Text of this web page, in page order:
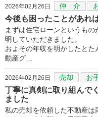
2026年02月26日 仲 介
今後も困ったことがあれ
まずは住宅ローンというも
明していただきました。
およその年収を明かしたと
動産グ…
2026年02月26日 売却 お
丁寧に真剣に取り組んで
ました
私の売却を依頼した不動産